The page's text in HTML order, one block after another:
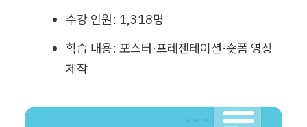
수강 인원: 1,318명
학습 내용: 포스터·프레젠테이션·숏폼 영상
제작